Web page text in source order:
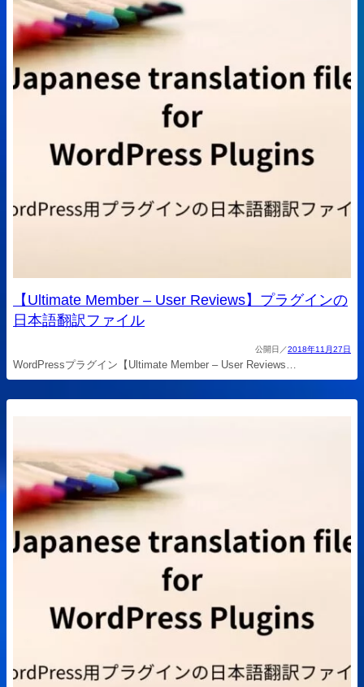
【Ultimate Member – User Reviews】プラグインの
日本語翻訳ファイル
2018年11月27日
WordPressプラグイン【Ultimate Member – User Reviews…